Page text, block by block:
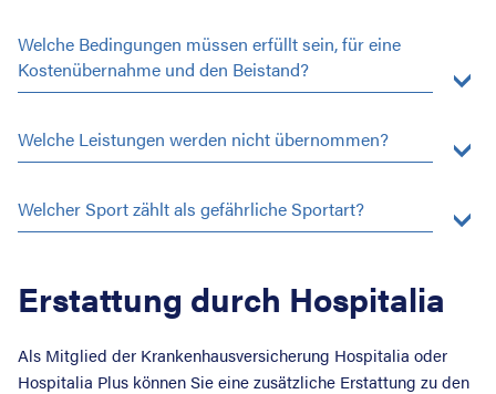
Welche Bedingungen müssen erfüllt sein, für eine
Kostenübernahme und den Beistand?
Welche Leistungen werden nicht übernommen?
Welcher Sport zählt als gefährliche Sportart?
Erstattung durch Hospitalia
Als Mitglied der Krankenhausversicherung Hospitalia oder
Hospitalia Plus können Sie eine zusätzliche Erstattung zu den